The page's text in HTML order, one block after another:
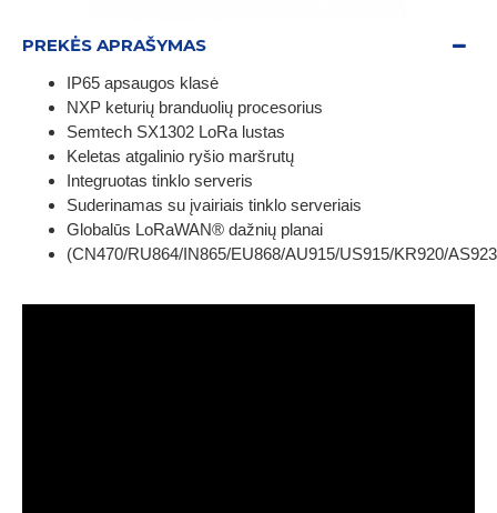
PREKĖS APRAŠYMAS
IP65 apsaugos klasė
NXP keturių branduolių procesorius
Semtech SX1302 LoRa lustas
Keletas atgalinio ryšio maršrutų
Integruotas tinklo serveris
Suderinamas su įvairiais tinklo serveriais
Globalūs LoRaWAN® dažnių planai
(CN470/RU864/IN865/EU868/AU915/US915/KR920/